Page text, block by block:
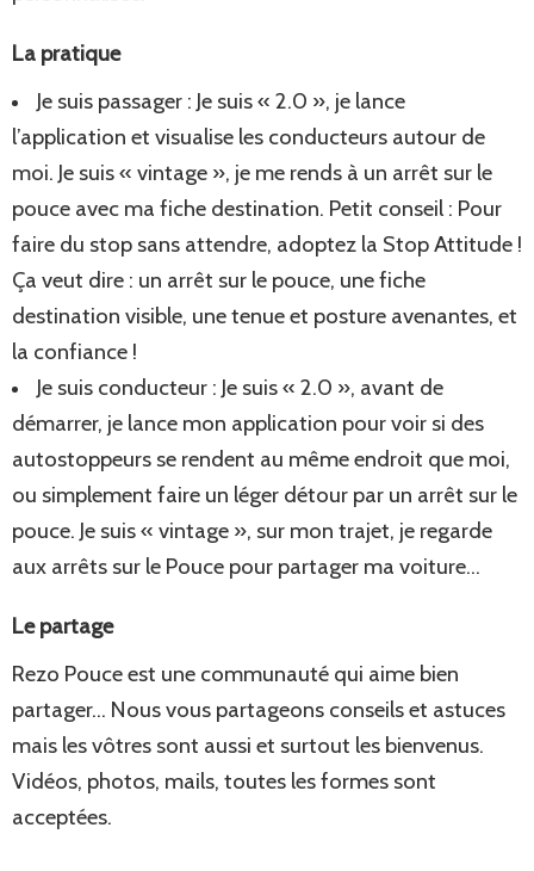
La pratique
Je suis passager : Je suis « 2.0 », je lance
l’application et visualise les conducteurs autour de
moi. Je suis « vintage », je me rends à un arrêt sur le
pouce avec ma fiche destination. Petit conseil : Pour
faire du stop sans attendre, adoptez la Stop Attitude !
Ça veut dire : un arrêt sur le pouce, une fiche
destination visible, une tenue et posture avenantes, et
la confiance !
Je suis conducteur : Je suis « 2.0 », avant de
démarrer, je lance mon application pour voir si des
autostoppeurs se rendent au même endroit que moi,
ou simplement faire un léger détour par un arrêt sur le
pouce. Je suis « vintage », sur mon trajet, je regarde
aux arrêts sur le Pouce pour partager ma voiture…
Le partage
Rezo Pouce est une communauté qui aime bien
partager… Nous vous partageons conseils et astuces
mais les vôtres sont aussi et surtout les bienvenus.
Vidéos, photos, mails, toutes les formes sont
acceptées.